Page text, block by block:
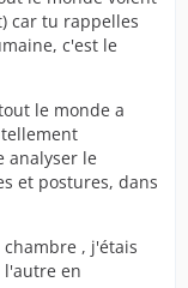
car tu rappelles
c'est le
le monde a
analyser le
et postures, dans
, j'étais
en